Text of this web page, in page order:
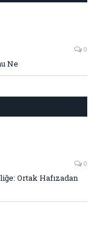
0
Ne
0
Ortak Hafızadan